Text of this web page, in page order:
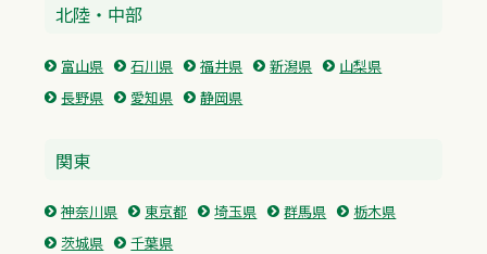
北陸・中部
富山県 石川県 福井県 新潟県
山梨県
長野県
愛知県 静岡県
関東
神奈川県 東京都 埼玉県 群馬県
栃木県
茨城県
千葉県